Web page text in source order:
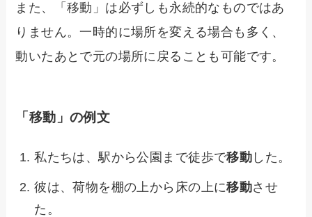
また、「移動」は必ずしも永続的なものではあ
りません。一時的に場所を変える場合も多く、
動いたあとで元の場所に戻ることも可能です。
「移動」の例文
私たちは、駅から公園まで徒歩で移動 した。
彼は、荷物を棚の上から床の上に移動させ
た。